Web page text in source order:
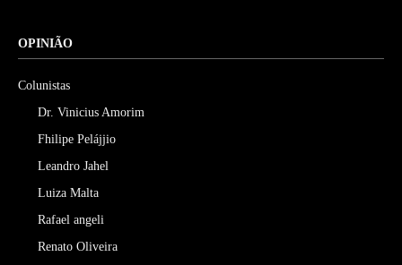
OPINIÃO
Colunistas
Dr. Vinicius Amorim
Fhilipe Pelájjio
Leandro Jahel
Luiza Malta
Rafael angeli
Renato Oliveira